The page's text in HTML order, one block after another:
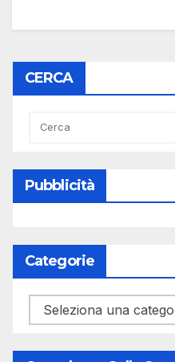
CERCA
Pubblicità
Categorie
Categorie